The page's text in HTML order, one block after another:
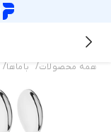
همه محصولات/ باماها/